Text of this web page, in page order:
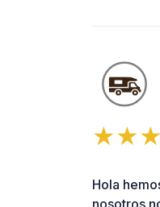
Hola